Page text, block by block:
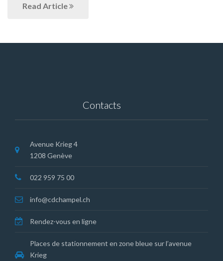
Read Article
Contacts
Avenue Krieg 4
1208 Genève
022 959 75 00
info@cdchampel.ch
Rendez-vous en ligne
Places de stationnement en zone bleue sur l’avenue
Krieg